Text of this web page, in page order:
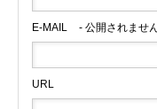
E-MAIL - 公開されませ
URL